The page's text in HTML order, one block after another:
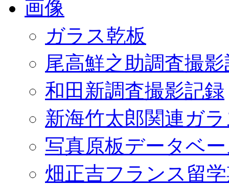
画像
ガラス乾板
尾高鮮之助調査撮
和田新調査撮影記録
新海竹太郎関連ガ
写真原板データベ
畑正吉フランス留